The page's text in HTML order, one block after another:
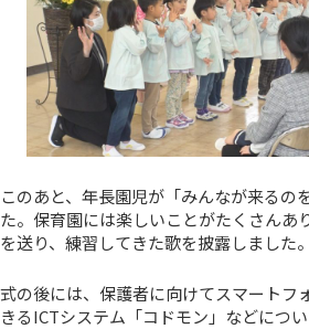
このあと、年長園児が「みんなが来るの
た。保育園には楽しいことがたくさんあ
を送り、練習してきた歌を披露しました。
式の後には、保護者に向けてスマートフ
きるICTシステム「コドモン」などにつ